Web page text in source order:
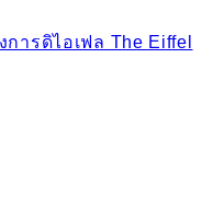
ารดิไอเฟล The Eiffel